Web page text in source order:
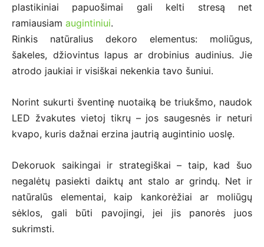
plastikiniai papuošimai gali kelti stresą net
ramiausiam augintiniui.
Rinkis natūralius dekoro elementus: moliūgus,
šakeles, džiovintus lapus ar drobinius audinius. Jie
atrodo jaukiai ir visiškai nekenkia tavo šuniui.
Norint sukurti šventinę nuotaiką be triukšmo, naudok
LED žvakutes vietoj tikrų – jos saugesnės ir neturi
kvapo, kuris dažnai erzina jautrią augintinio uoslę.
Dekoruok saikingai ir strategiškai – taip, kad šuo
negalėtų pasiekti daiktų ant stalo ar grindų. Net ir
natūralūs elementai, kaip kankorėžiai ar moliūgų
sėklos, gali būti pavojingi, jei jis panorės juos
sukrimsti.